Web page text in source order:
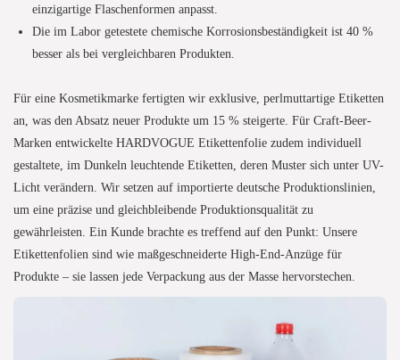
einzigartige Flaschenformen anpasst.
Die im Labor getestete chemische Korrosionsbeständigkeit ist 40 %
besser als bei vergleichbaren Produkten.
Für eine Kosmetikmarke fertigten wir exklusive, perlmuttartige Etiketten
an, was den Absatz neuer Produkte um 15 % steigerte. Für Craft-Beer-
Marken entwickelte HARDVOGUE Etikettenfolie zudem individuell
gestaltete, im Dunkeln leuchtende Etiketten, deren Muster sich unter UV-
Licht verändern. Wir setzen auf importierte deutsche Produktionslinien,
um eine präzise und gleichbleibende Produktionsqualität zu
gewährleisten. Ein Kunde brachte es treffend auf den Punkt: Unsere
Etikettenfolien sind wie maßgeschneiderte High-End-Anzüge für
Produkte – sie lassen jede Verpackung aus der Masse hervorstechen.